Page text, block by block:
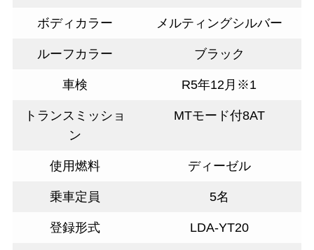
ボディカラー メルティングシルバー
ルーフカラー ブラック
車検 R5年12月※1
トランスミッショ
ン
MTモード付8AT
使用燃料 ディーゼル
乗車定員 5名
登録形式 LDA-YT20